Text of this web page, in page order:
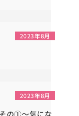
2023年8月
2023年8月
の①～気にな